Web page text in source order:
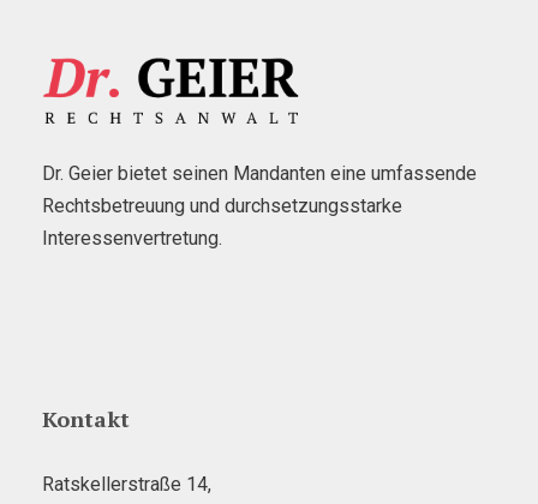
Dr. Geier bietet seinen Mandanten eine umfassende
Rechtsbetreuung und durchsetzungsstarke
Interessenvertretung.
Kontakt
Ratskellerstraße 14,